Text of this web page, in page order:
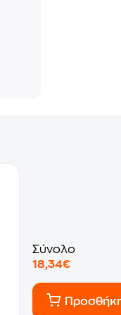
Σύνολο
18,34€